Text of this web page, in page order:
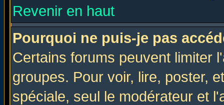
Revenir en haut
Pourquoi ne puis-je pas
Certains forums peuvent limiter
groupes. Pour voir, lire, poster,
spéciale, seul le modérateur et